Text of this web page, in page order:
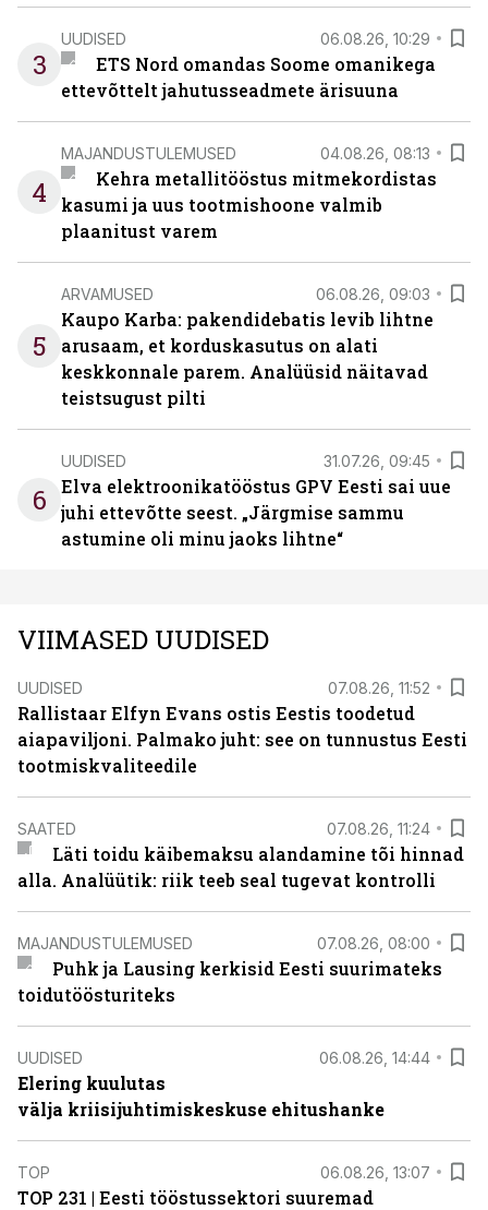
3
UUDISED 06.08.26, 10:29
ETS Nord omandas Soome omanikega
ettevõttelt jahutusseadmete ärisuuna
4
MAJANDUSTULEMUSED 04.08.26, 08:13
Kehra metallitööstus mitmekordistas
kasumi ja uus tootmishoone valmib
plaanitust varem
5
ARVAMUSED 06.08.26, 09:03
Kaupo Karba: pakendidebatis levib lihtne
arusaam, et korduskasutus on alati
keskkonnale parem. Analüüsid näitavad
teistsugust pilti
6
UUDISED 31.07.26, 09:45
Elva elektroonikatööstus GPV Eesti sai uue
juhi ettevõtte seest. „Järgmise sammu
astumine oli minu jaoks lihtne“
VIIMASED UUDISED
UUDISED 07.08.26, 11:52
Rallistaar Elfyn Evans ostis Eestis toodetud
aiapaviljoni. Palmako juht: see on tunnustus Eesti
tootmiskvaliteedile
SAATED 07.08.26, 11:24
Läti toidu käibemaksu alandamine tõi hinnad
alla. Analüütik: riik teeb seal tugevat kontrolli
MAJANDUSTULEMUSED 07.08.26, 08:00
Puhk ja Lausing kerkisid Eesti suurimateks
toidutöösturiteks
UUDISED 06.08.26, 14:44
Elering kuulutas
välja kriisijuhtimiskeskuse ehitushanke
TOP 06.08.26, 13:07
TOP 231 | Eesti tööstussektori suuremad